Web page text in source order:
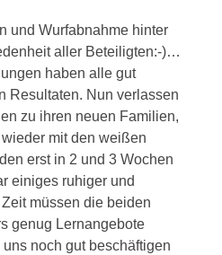
und Wurfabnahme hinter
aller Beteiligten:-)…
haben alle gut
Resultaten. Nun verlassen
zu ihren neuen Familien,
mit den weißen
erst in 2 und 3 Wochen
einiges ruhiger und
müssen die beiden
genug Lernangebote
noch gut beschäftigen